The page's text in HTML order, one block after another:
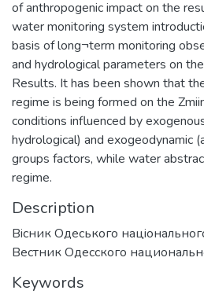
of anthropogenic impact on the
water monitoring system
basis of long¬term monitoring
and hydrological parameters on
Results. It has been shown that
regime is being formed on the
conditions influenced by
hydrological) and exogeodynamic
groups factors, while water
regime.
Description
Вiсник Одеського
Вестник Одесского
Keywords